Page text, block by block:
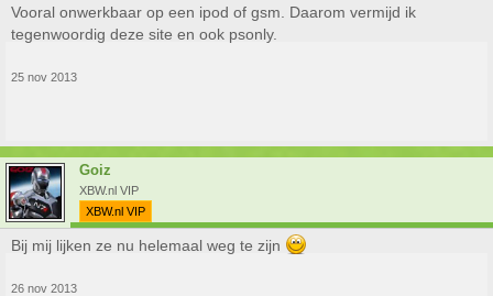
Vooral onwerkbaar op een ipod of gsm. Daarom vermijd ik
tegenwoordig deze site en ook psonly.
25 nov 2013
Goiz
XBW.nl VIP
XBW.nl VIP
Bij mij lijken ze nu helemaal weg te zijn
26 nov 2013